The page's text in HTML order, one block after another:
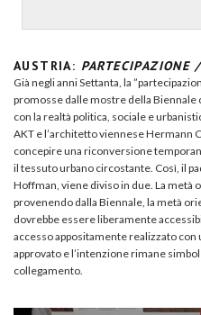
AUSTRIA: PARTECIPAZIONE
Già negli anni Settanta, la
promosse dalle mostre della
con la realtà politica, sociale e
AKT e l’architetto viennese Hermann
concepire una riconversione
il tessuto urbano circostante. Così, il
Hoffman, viene diviso in due. La metà
provenendo dalla Biennale, la metà
dovrebbe essere liberamente
accesso appositamente realizzato
approvato e l’intenzione rimane
collegamento.